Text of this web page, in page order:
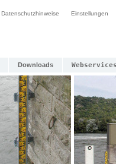
Datenschutzhinweise Einstellungen
Downloads Webservices